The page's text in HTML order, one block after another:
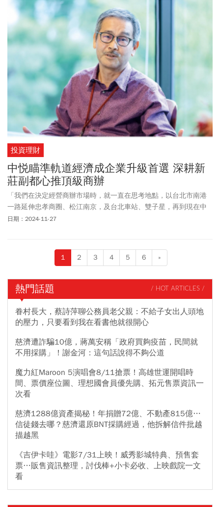
（Hosu），一口氣榮獲3個獎項，包括米其林一星、米其林綠星，以
及服務大獎：陳玉錡。2024年8月開業的「心宴」，營業才一年就獲
得米其林一星及年度開業大獎。今年是台南納入評選城市第4年，連
續4年都沒有任何一間餐廳摘星。今年新納入評選的新北、新竹縣市
投資理財
中悦瞄準軌道經濟成企業升級首選 深耕新
莊副都心推頂級商辦
「我們在決定經營商辦市場時，就一直在思考地點，以台北市南港
一路延伸忠孝商圈、松江南京，及台北車站、雙子星，再到現在中
悦落腳的的新莊副都心，因其有機場捷運沿線，是大台北國門特區
日期：2024-11-27
1 2 3 4 5 6 »
熱門話題 / HOT ARTICLES /
眷村長大，蔡詩萍聊公務員老父親：不給子女出人頭地
的壓力，只要看到我在看書他就很開心
慈濟遭詐騙10億，蔣萬安稱「政府買夠疫苗，民間就
不用採購」！謝金河：這句話說得不夠公道
魔力紅Maroon 5演唱會8/11搶票！高雄世運開唱時
間、票價座位圖、理想國會員優先購、拓元售票資訊一
次看
慈濟1288億資產揭秘！年捐贈72億、不動產815億…
信徒錢去哪？慈濟還原BNT採購經過，他拆解信件批越
描越黑
《吉伊卡哇》電影7/31上映！威秀影城特典、預售套
票…販售資訊整理，討伐棒+小卡必收、上映戲院一文
看